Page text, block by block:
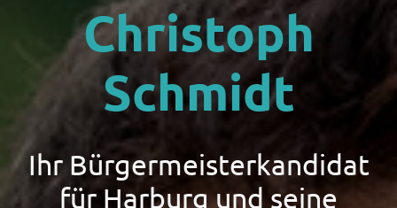
Christoph
Schmidt
Ihr Bürgermeisterkandidat
für Harburg und seine